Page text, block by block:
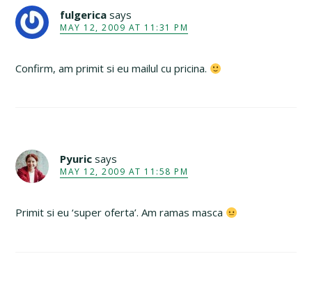
fulgerica says
MAY 12, 2009 AT 11:31 PM
Confirm, am primit si eu mailul cu pricina.
Pyuric says
MAY 12, 2009 AT 11:58 PM
Primit si eu ‘super oferta’. Am ramas masca